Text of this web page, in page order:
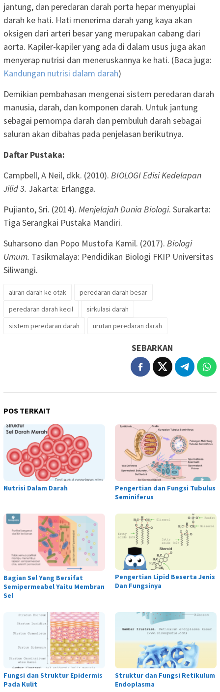
jantung, dan peredaran darah porta hepar menyuplai
darah ke hati. Hati menerima darah yang kaya akan
oksigen dari arteri besar yang merupakan cabang dari
aorta. Kapiler-kapiler yang ada di dalam usus juga akan
menyerap nutrisi dan meneruskannya ke hati. (Baca juga:
Kandungan nutrisi dalam darah)
Demikian pembahasan mengenai sistem peredaran darah
manusia, darah, dan komponen darah. Untuk jantung
sebagai pemompa darah dan pembuluh darah sebagai
saluran akan dibahas pada penjelasan berikutnya.
Daftar Pustaka:
Campbell, A Neil, dkk. (2010). BIOLOGI Edisi Kedelapan
Jilid 3. Jakarta: Erlangga.
Pujianto, Sri. (2014). Menjelajah Dunia Biologi. Surakarta:
Tiga Serangkai Pustaka Mandiri.
Suharsono dan Popo Mustofa Kamil. (2017). Biologi
Umum. Tasikmalaya: Pendidikan Biologi FKIP Universitas
Siliwangi.
aliran darah ke otak
peredaran darah besar
peredaran darah kecil
sirkulasi darah
sistem peredaran darah
urutan peredaran darah
SEBARKAN
POS TERKAIT
Nutrisi Dalam Darah
Pengertian dan Fungsi Tubulus
Seminiferus
Bagian Sel Yang Bersifat
Semipermeabel Yaitu Membran
Sel
Pengertian Lipid Beserta Jenis
Dan Fungsinya
Fungsi dan Struktur Epidermis
Pada Kulit
Struktur dan Fungsi Retikulum
Endoplasma